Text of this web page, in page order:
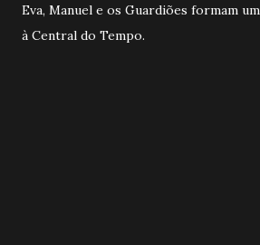
Eva, Manuel e os Guardiões formam
à Central do Tempo.